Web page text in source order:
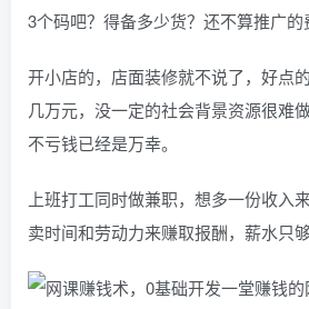
3个码吧？得备多少货？还不算推广的
开小店的，店面装修就不说了，好点
几万元，没一定的社会背景资源很难
不亏钱已经是万幸。
上班打工同时做兼职，想多一份收入
卖时间和劳动力来赚取报酬，薪水只够